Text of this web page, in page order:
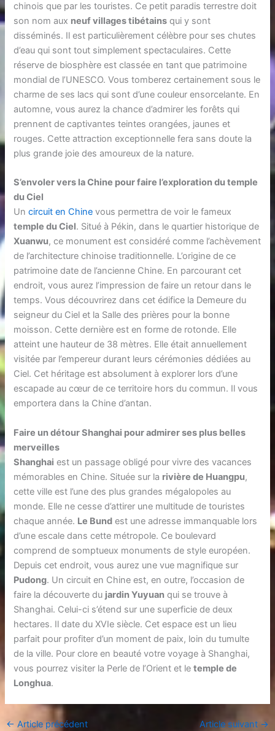
chinois que par les touristes. Ce petit paradis terrestre doit
son nom aux neuf villages tibétains qui y sont
disséminés. Il est particulièrement célèbre pour ses chutes
d’eau qui sont tout simplement spectaculaires. Cette
réserve de biosphère est classée en tant que patrimoine
mondial de l’UNESCO. Vous tomberez certainement sous le
charme de ses lacs qui sont d’une couleur ensorcelante. En
automne, vous aurez la chance d’admirer les forêts qui
prennent de captivantes teintes orangées, jaunes et
rouges. Cette attraction exceptionnelle fera sans doute la
plus grande joie des amoureux de la nature.
S’envoler vers la Chine pour faire l’exploration du temple
du Ciel
Uncircuit en Chine vous permettra de voir le fameux
temple du Ciel. Situé à Pékin, dans le quartier historique de
Xuanwu, ce monument est considéré comme l’achèvement
de l’architecture chinoise traditionnelle. L’origine de ce
patrimoine date de l’ancienne Chine. En parcourant cet
endroit, vous aurez l’impression de faire un retour dans le
temps. Vous découvrirez dans cet édifice la Demeure du
seigneur du Ciel et la Salle des prières pour la bonne
moisson. Cette dernière est en forme de rotonde. Elle
atteint une hauteur de 38 mètres. Elle était annuellement
visitée par l’empereur durant leurs cérémonies dédiées au
Ciel. Cet héritage est absolument à explorer lors d’une
escapade au cœur de ce territoire hors du commun. Il vous
emportera dans la Chine d’antan.
Faire un détour Shanghai pour admirer ses plus belles
merveilles
Shanghai est un passage obligé pour vivre des vacances
mémorables en Chine. Située sur la rivière de Huangpu,
cette ville est l’une des plus grandes mégalopoles au
monde. Elle ne cesse d’attirer une multitude de touristes
chaque année. Le Bund est une adresse immanquable lors
d’une escale dans cette métropole. Ce boulevard
comprend de somptueux monuments de style européen.
Depuis cet endroit, vous aurez une vue magnifique sur
Pudong. Un circuit en Chine est, en outre, l’occasion de
faire la découverte du jardin Yuyuan qui se trouve à
Shanghai. Celui-ci s’étend sur une superficie de deux
hectares. Il date du XVIe siècle. Cet espace est un lieu
parfait pour profiter d’un moment de paix, loin du tumulte
de la ville. Pour clore en beauté votre voyage à Shanghai,
vous pourrez visiter la Perle de l’Orient et letemple de
Longhua.
← Article précédent Article suivant →